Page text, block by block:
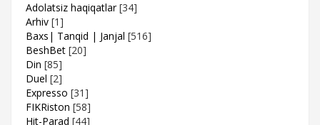
Adolatsiz haqiqatlar [34]
Arhiv [1]
Baxs| Tanqid | Janjal [516]
BeshBet [20]
Din [85]
Duel [2]
Expresso [31]
FIKRiston [58]
Hit-Parad [44]